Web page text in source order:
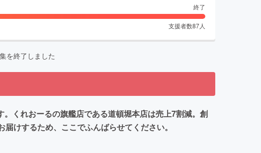
終了
支援者数87人
を終了しました
くれおーるの旗艦店である道頓堀本店は売上7割減。創
けするため、ここでふんばらせてください。